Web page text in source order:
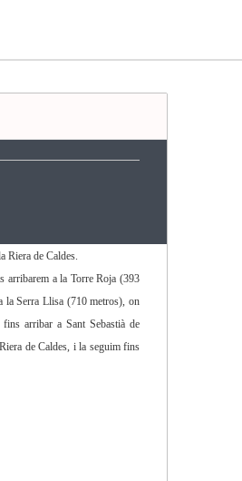
Riera de Caldes.
arribarem a la Torre Roja (393
la Serra Llisa (710 metros), on
arribar a Sant Sebastià de
de Caldes, i la seguim fins